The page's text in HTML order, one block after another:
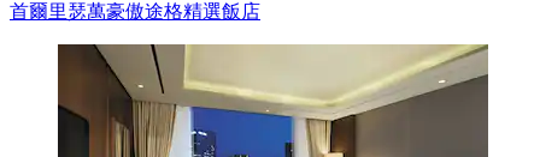
首爾里瑟萬豪傲途格精選飯店